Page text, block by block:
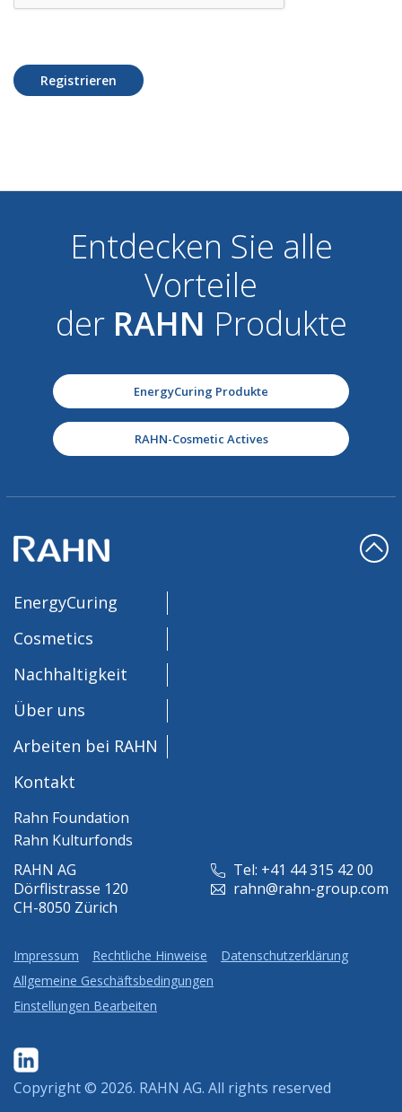
Registrieren
Entdecken Sie alle
Vorteile
der RAHN Produkte
EnergyCuring Produkte
RAHN-Cosmetic Actives
RAHN AG
Dörflistrasse 120
CH-8050 Zürich
Tel: +41 44 315 42 00
rahn@rahn-group.com
EnergyCuring
Cosmetics
Nachhaltigkeit
Über uns
Arbeiten bei RAHN
Kontakt
Rahn Foundation
Rahn Kulturfonds
Impressum Rechtliche Hinweise
Datenschutzerklärung
Allgemeine Geschäftsbedingungen
Einstellungen Bearbeiten
Copyright © 2026. RAHN AG. All rights reserved